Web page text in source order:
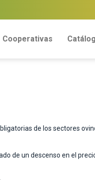
Cooperativas
de los sectores
de un descenso en el